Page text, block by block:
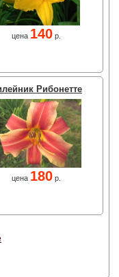
цена 140 р.
Рибонетте
цена 180 р.